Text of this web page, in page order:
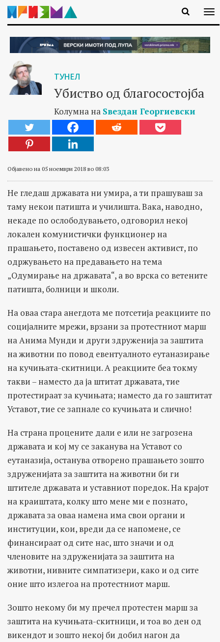
ТУНЕЛ
Убиство од благосостојба
Колумна на Ѕвездан Георгиевски
Објавено на 05 ноември 2018 во 08:03
Не гледаш државата ни умира, а ти прашуваш за
таму некои патишта и училишта. Вака, наводно,
некаде по ослободувањето, одговорил некој
локален комунистички функционер на
прашањето, поставено од извесен активист, по
одржувањето на предавањето на тема
„Одумирање на државата“, а во врска со ветените
патишта, болници и школи.
На оваа стара анегдота ме потсетија реакциите по
социјалните мрежи, врзани за протестниот марш
на Анима Мунди и други здруженија за заштита
на животни по повод евентуалното еутаназирање
на кучињата-скитници. А реакциите беа токму
такви – наместо да ја штитат државата, тие
протестираат за кучињата; наместо да го заштитат
Уставот, тие се запнале со кучињата и слично!
На страна процените дали е или не загрозена
државата и кој му се заканува на Уставот со
еутаназија, останува отворено прашањето зошто
здруженијата за заштита на животни би ги
штителе државата и уставниот поредок. На крајот
на краиштата, колку што мене ми е познато,
државата за оваа намена има свои органи и
институции, кои, вреди да се напомене, се
финансираат од сите нас, што значи и од
членовите на здруженијата за заштита на
животни, нивните симпатизери, како и од сите
оние што излегоа на протестниот марш.
Зошто некому би му пречел протестен марш за
заштита на кучињата-скитници, и тоа во ден од
викендот и зошто некој би добил нагон да